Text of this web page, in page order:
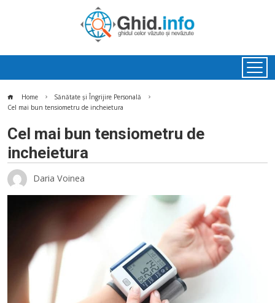
Home
Sănătate și Îngrijire Personală
Cel mai bun tensiometru de incheietura
Cel mai bun tensiometru de
incheietura
Daria Voinea